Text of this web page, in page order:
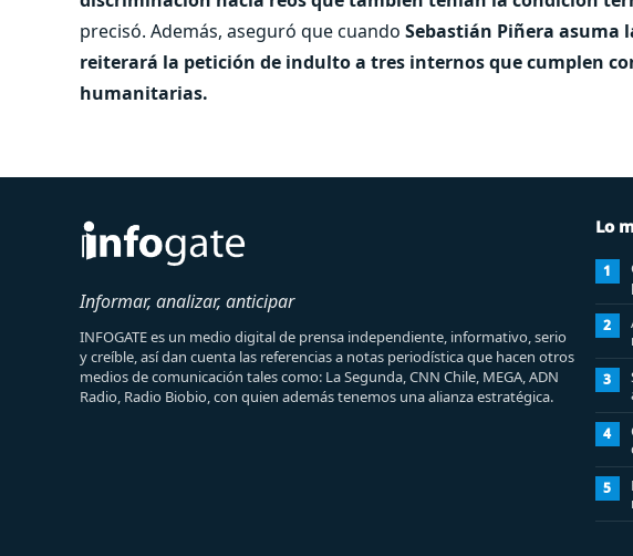
precisó. Además, aseguró que cuando Sebastián Piñera asuma
reiterará la petición de indulto a tres internos que cumplen
humanitarias.
Informar, analizar, anticipar
INFOGATE es un medio digital de prensa independiente, informativo, serio
y creíble, así dan cuenta las referencias a notas periodística que hacen otros
medios de comunicación tales como: La Segunda, CNN Chile, MEGA, ADN
Radio, Radio Biobio, con quien además tenemos una alianza estratégica.
Lo
1
2
3
4
5